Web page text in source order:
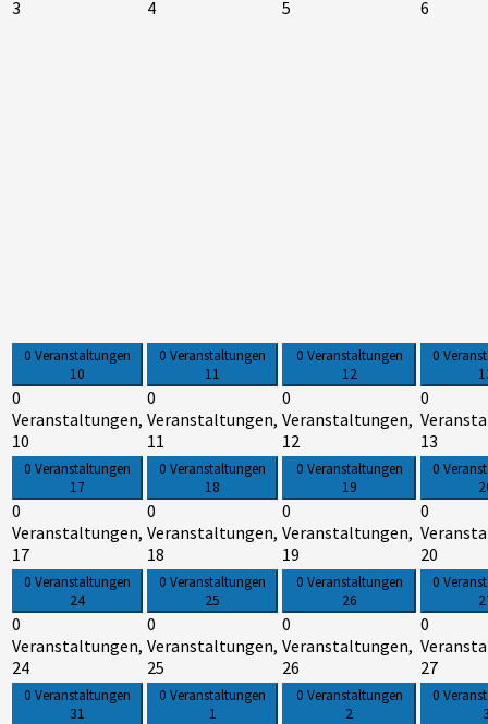
3 4 5 6
0 Veranstaltungen
10
0
Veranstaltungen,
10
0 Veranstaltungen
11
0
Veranstaltungen,
11
0 Veranstaltungen
12
0
Veranstaltungen,
12
0
0
13
0 Veranstaltungen
17
0
Veranstaltungen,
17
0 Veranstaltungen
18
0
Veranstaltungen,
18
0 Veranstaltungen
19
0
Veranstaltungen,
19
0
0
20
0 Veranstaltungen
24
0
Veranstaltungen,
24
0 Veranstaltungen
25
0
Veranstaltungen,
25
0 Veranstaltungen
26
0
Veranstaltungen,
26
0
0
27
0 Veranstaltungen
31
0 Veranstaltungen
1
0 Veranstaltungen
2
0